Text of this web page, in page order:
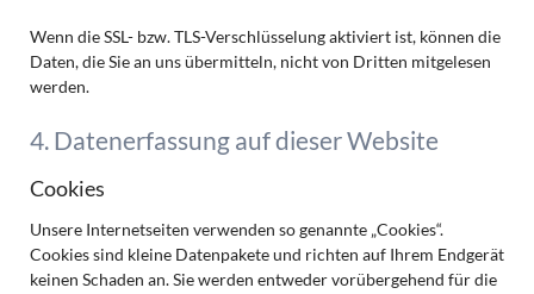
Wenn die SSL- bzw. TLS-Verschlüsselung aktiviert ist, können die
Daten, die Sie an uns übermitteln, nicht von Dritten mitgelesen
werden.
4. Datenerfassung auf dieser Website
Cookies
Unsere Internetseiten verwenden so genannte „Cookies“.
Cookies sind kleine Datenpakete und richten auf Ihrem Endgerät
keinen Schaden an. Sie werden entweder vorübergehend für die